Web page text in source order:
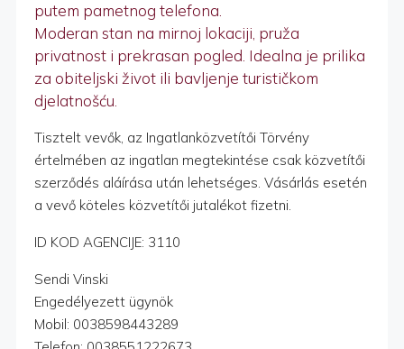
putem pametnog telefona.
Moderan stan na mirnoj lokaciji, pruža
privatnost i prekrasan pogled. Idealna je prilika
za obiteljski život ili bavljenje turističkom
djelatnošću.
Tisztelt vevők, az Ingatlanközvetítői Törvény
értelmében az ingatlan megtekintése csak közvetítői
szerződés aláírása után lehetséges. Vásárlás esetén
a vevő köteles közvetítői jutalékot fizetni.
ID KOD AGENCIJE: 3110
Sendi Vinski
Engedélyezett ügynök
Mobil: 0038598443289